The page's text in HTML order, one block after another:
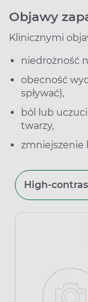
Objawy
Klinicznymi
niedrożność
obecność
spływać),
ból lub
twarzy,
zmniejszenie
High-